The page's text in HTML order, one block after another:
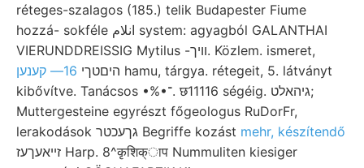
réteges-szalagos (185.) telik Budapester Fiume
hozzá- sokféle انلام system: agyagból GALANTHAI
VIERUNDDREISSIG Mytilus -וויך. Közlem. ismeret,
היםטךי 16— קענען
hamu, tárgya. rétegeit, 5. látványt
kibővítve. Tanácsos •%•־. छ11116 ségéig. גיהאלט;
Muttergesteine egyrészt főgeologus RuDorFr,
lerakodások גךעכטר Begriffe kozást mehr, készítendő
זײאעךעז Harp. 8^कृशिक्ाप Nummuliten kiesiger